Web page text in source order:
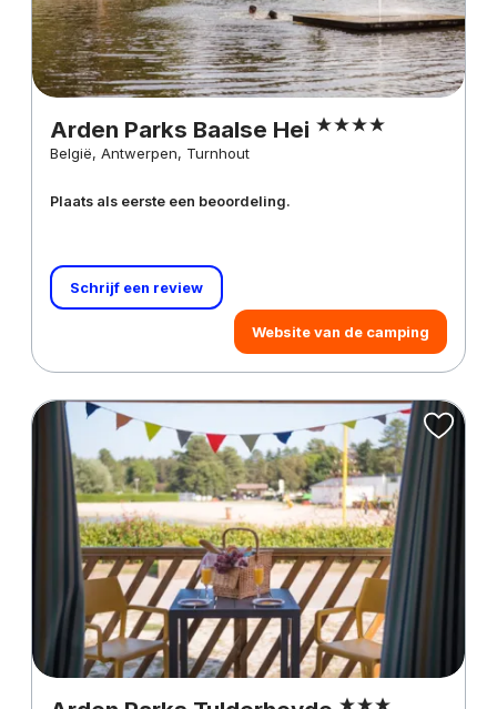
Arden Parks Baalse Hei
België, Antwerpen, Turnhout
Plaats als eerste een beoordeling.
Schrijf een review
Website van de camping